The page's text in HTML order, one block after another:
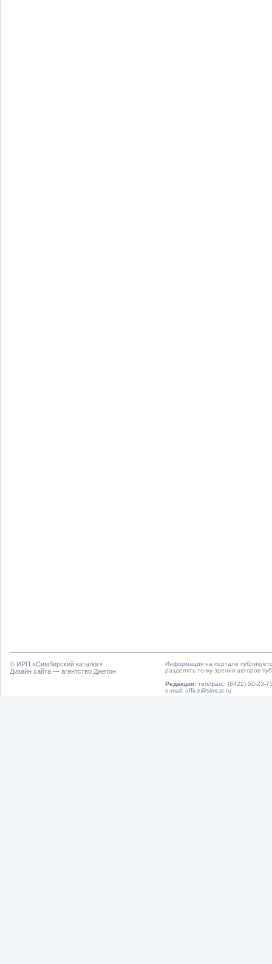
© ИРП «Симбирский каталог»
Дизайн сайта — агентство Джетон
Информация на портале
разделять точку зрения авторов
Редакция: тел/факс: (8422) 50-23-
e-mail: office@simcat.ru